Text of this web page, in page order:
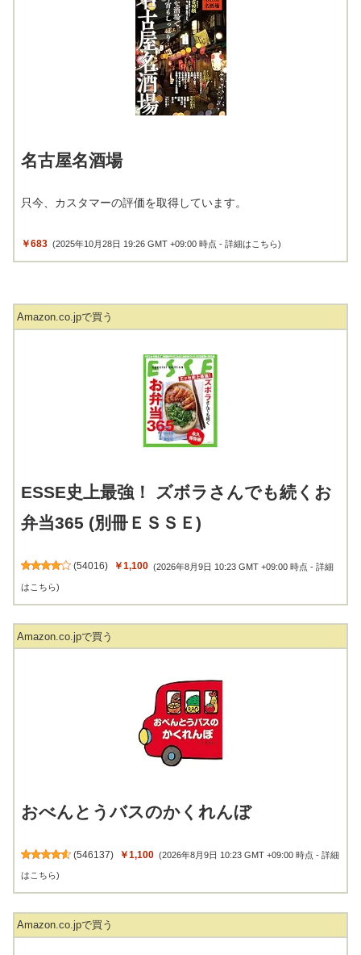
名古屋名酒場
只今、カスタマーの評価を取得しています。
￥683 (2025年10月28日 19:26 GMT +09:00 時点 -詳細はこちら)
Amazon.co.jpで買う
ESSE史上最強！ ズボラさんでも続くお
弁当365 (別冊ＥＳＳＥ)
(54016) ￥1,100 (2026年8月9日 10:23 GMT +09:00 時点 -詳細
はこちら)
Amazon.co.jpで買う
おべんとうバスのかくれんぼ
(546137) ￥1,100 (2026年8月9日 10:23 GMT +09:00 時点 -詳細
はこちら)
Amazon.co.jpで買う